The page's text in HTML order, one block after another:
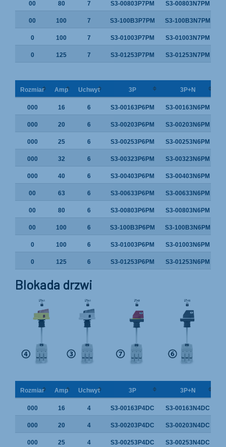
00 80 7 S3-00803P7PM S3-00803N7PM
00 100 7 S3-100B3P7PM S3-100B3N7PM
0 100 7 S3-01003P7PM S3-01003N7PM
0 125 7 S3-01253P7PM S3-01253N7PM
Rozmiar Amp Uchwyt 3P 3P+N
000 16 6 S3-00163P6PM S3-00163N6PM
000 20 6 S3-00203P6PM S3-00203N6PM
000 25 6 S3-00253P6PM S3-00253N6PM
000 32 6 S3-00323P6PM S3-00323N6PM
000 40 6 S3-00403P6PM S3-00403N6PM
00 63 6 S3-00633P6PM S3-00633N6PM
00 80 6 S3-00803P6PM S3-00803N6PM
00 100 6 S3-100B3P6PM S3-100B3N6PM
0 100 6 S3-01003P6PM S3-01003N6PM
0 125 6 S3-01253P6PM S3-01253N6PM
Blokada drzwi
Rozmiar Amp Uchwyt 3P 3P+N
000 16 4 S3-00163P4DC S3-00163N4DC
000 20 4 S3-00203P4DC S3-00203N4DC
000 25 4 S3-00253P4DC S3-00253N4DC